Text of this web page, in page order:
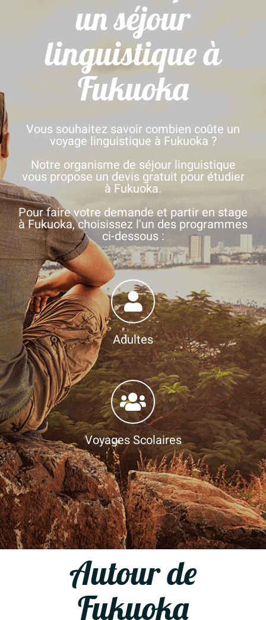
un séjour
linguistique à
Fukuoka
Vous souhaitez savoir combien coûte un
voyage linguistique à Fukuoka ?
Notre organisme de séjour linguistique
vous propose un devis gratuit pour étudier
à Fukuoka.
Pour faire votre demande et partir en stage
à Fukuoka, choisissez l'un des programmes
ci-dessous :
Adultes
Voyages Scolaires
Autour de
Fukuoka